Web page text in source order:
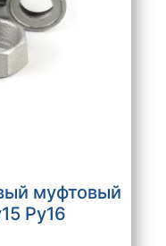
муфтовый
Ру16